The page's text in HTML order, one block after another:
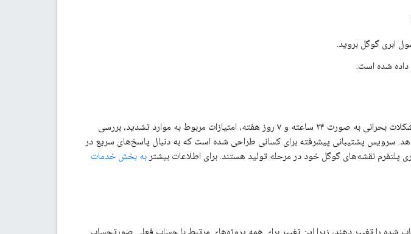
ابری گوگل بروید.
داده شده است.
پشتیبانی پیشرفته، زمان پاسخگویی اولیه ۱ ساعته برای مشکلات بحرانی به صورت ۲۴ ساعته و ۷ روز هفته، امتیازات مربوط به موارد تشدید، بررسی
سرویس پشتیبانی پیشرفته برای کسانی طراحی شده است که به دنبال پاسخ‌های سریع در
پلتفرم نقشه‌های گوگل خود در مرحله تولید هستند. برای اطلاعات بیشتر به بخش خدمات
شده را تغییر دهند، زیرا این تغییر برای همه پروژه‌های مرتبط با حساب فعلی صورتحساب